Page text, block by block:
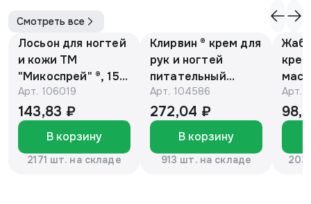
Смотреть все
Лосьон для ногтей
и кожи ТМ
"Микоспрей" ®, 15
мл
Арт. 106019
143,83 ₽
В корзину
2171 шт. на складе
Клирвин ® крем для
рук и ногтей
питательный
против
гиперпигментации
для осветления
кожи 75 г
Арт. 104586
272,04 ₽
В корзину
913 шт. на складе
Арт.